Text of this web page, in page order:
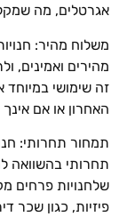
אגרטלים, מה
משלוח מהיר:
מהירים ואמינים,
זה שימושי
האחרון או אם
תמחור תחרותי:
תחרותי בהשוואה
שלחנויות פרחים
פיזיות, כגון שכר